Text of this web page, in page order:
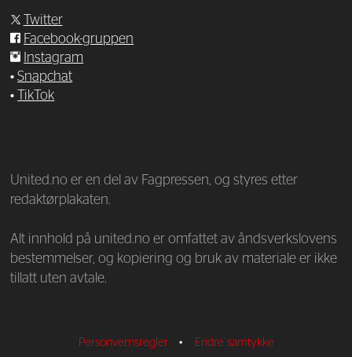
Twitter
Facebook-gruppen
Instagram
•Snapchat
•
TikTok
United.no er en del av Fagpressen, og styres etter
redaktørplakaten.
Alt innhold på united.no er omfattet av åndsverkslovens
bestemmelser, og kopiering og bruk av materiale er ikke
tillatt uten avtale.
Personvernsregler • Endre samtykke